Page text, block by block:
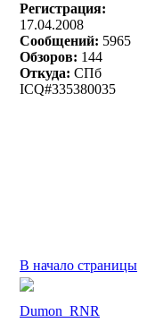
Регистрация:
17.04.2008
Сообщений: 5965
Обзоров: 144
Откуда: СПб
ICQ#335380035
В начало страницы
Dumon_RNR